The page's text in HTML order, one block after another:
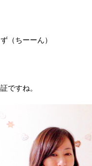
（ちーーん）
ですね。